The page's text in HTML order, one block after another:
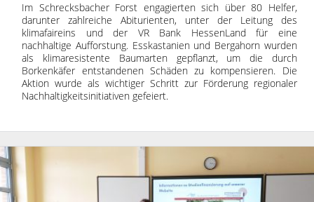
Im Schrecksbacher Forst engagierten sich über 80 Helfer,
darunter zahlreiche Abiturienten, unter der Leitung des
klimafaireins und der VR Bank HessenLand für eine
nachhaltige Aufforstung. Esskastanien und Bergahorn wurden
als klimaresistente Baumarten gepflanzt, um die durch
Borkenkäfer entstandenen Schäden zu kompensieren. Die
Aktion wurde als wichtiger Schritt zur Förderung regionaler
Nachhaltigkeitsinitiativen gefeiert.